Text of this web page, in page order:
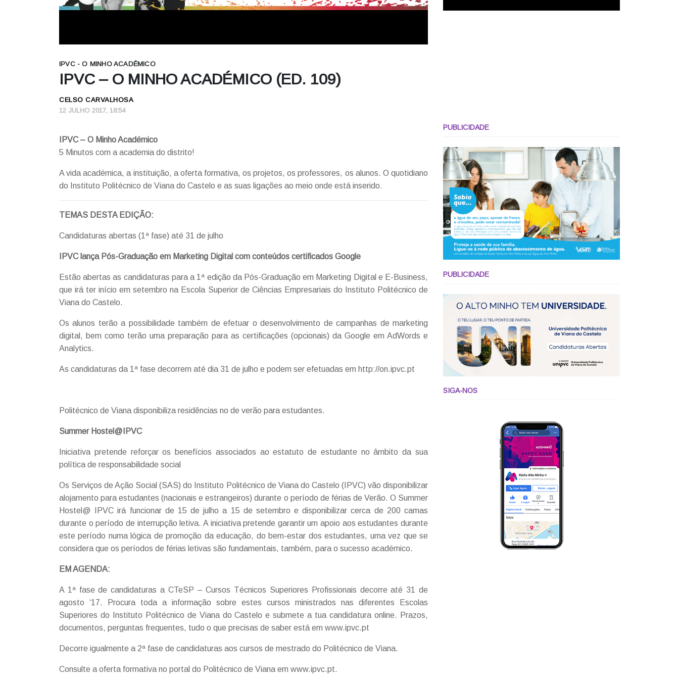
IPVC - O MINHO ACADÉMICO
IPVC – O MINHO ACADÉMICO (ED. 109)
CELSO CARVALHOSA
12 JULHO 2017, 18:54
IPVC – O Minho Académico
5 Minutos com a academia do distrito!
A vida académica, a instituição, a oferta formativa, os projetos, os professores, os alunos. O quotidiano
do Instituto Politécnico de Viana do Castelo e as suas ligações ao meio onde está inserido.
TEMAS DESTA EDIÇÃO:
Candidaturas abertas (1ª fase) até 31 de julho
IPVC lança Pós-Graduação em Marketing Digital com conteúdos certificados Google
Estão abertas as candidaturas para a 1ª edição da Pós-Graduação em Marketing Digital e E-Business,
que irá ter início em setembro na Escola Superior de Ciências Empresariais do Instituto Politécnico de
Viana do Castelo.
Os alunos terão a possibilidade também de efetuar o desenvolvimento de campanhas de marketing
digital, bem como terão uma preparação para as certificações (opcionais) da Google em AdWords e
Analytics.
As candidaturas da 1ª fase decorrem até dia 31 de julho e podem ser efetuadas em http://on.ipvc.pt
Politécnico de Viana disponibiliza residências no de verão para estudantes.
Summer Hostel@IPVC
Iniciativa pretende reforçar os benefícios associados ao estatuto de estudante no âmbito da sua
política de responsabilidade social
Os Serviços de Ação Social (SAS) do Instituto Politécnico de Viana do Castelo (IPVC) vão disponibilizar
alojamento para estudantes (nacionais e estrangeiros) durante o período de férias de Verão. O Summer
Hostel@ IPVC irá funcionar de 15 de julho a 15 de setembro e disponibilizar cerca de 200 camas
durante o período de interrupção letiva. A iniciativa pretende garantir um apoio aos estudantes durante
este período numa lógica de promoção da educação, do bem-estar dos estudantes, uma vez que se
considera que os períodos de férias letivas são fundamentais, também, para o sucesso académico.
EM AGENDA:
A 1ª fase de candidaturas a CTeSP – Cursos Técnicos Superiores Profissionais decorre até 31 de
agosto ‘17. Procura toda a informação sobre estes cursos ministrados nas diferentes Escolas
Superiores do Instituto Politécnico de Viana do Castelo e submete a tua candidatura online. Prazos,
documentos, perguntas frequentes, tudo o que precisas de saber está em www.ipvc.pt
Decorre igualmente a 2ª fase de candidaturas aos cursos de mestrado do Politécnico de Viana.
Consulte a oferta formativa no portal do Politécnico de Viana em www.ipvc.pt.
PUBLICIDADE
PUBLICIDADE
SIGA-NOS